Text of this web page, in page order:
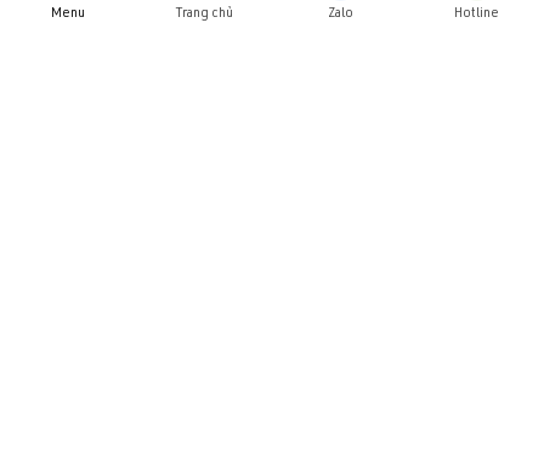
THƯ VIỆN HÌNH ẢNHH
Menu Trang chủ Zalo Hotline